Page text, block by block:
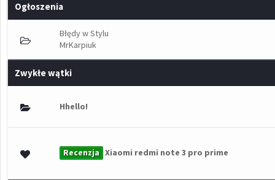
Ogłoszenia
Błędy w Stylu
MrKarpiuk
Zwykłe wątki
Hhello!
- średnia ocena: 0 na 5 gwiazdek
12345
Recenzja Xiaomi redmi note 3 pro prime
- średnia ocena: 0 na 5 gwiazdek
12345